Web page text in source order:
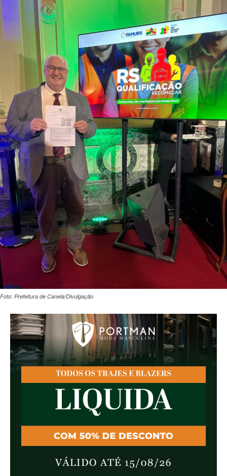
Foto: Prefeitura de Canela/Divulgação